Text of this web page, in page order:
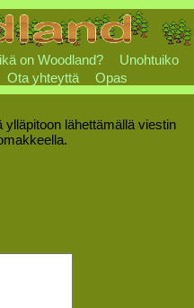
on Woodland?
Unohtuiko
Ota yhteyttä Opas
lähettämällä viestin